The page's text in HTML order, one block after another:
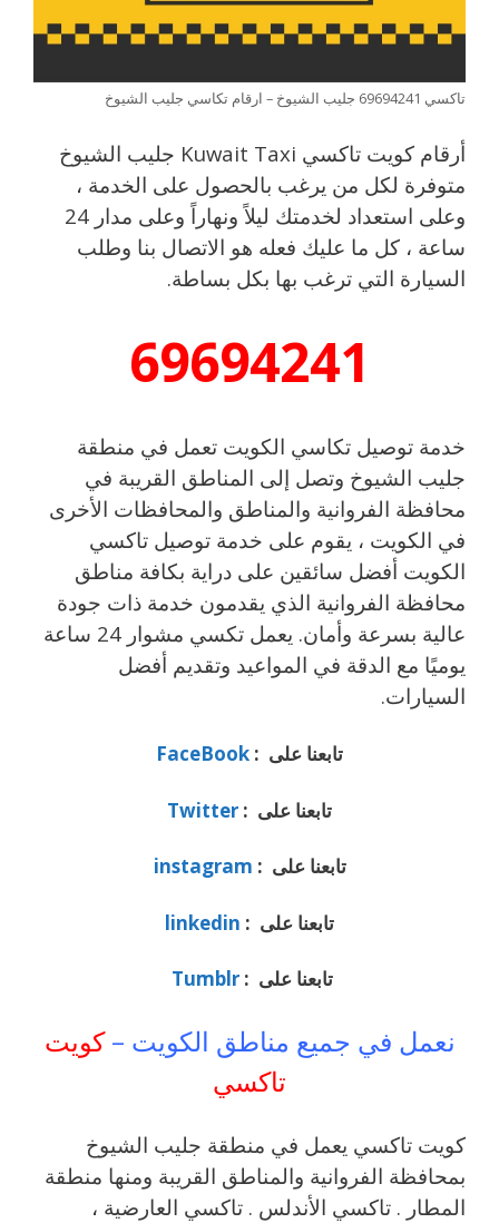
تاكسي 69694241 جليب الشيوخ – ارقام تكاسي جليب الشيوخ
أرقام كويت تاكسي Kuwait Taxi جليب الشيوخ
متوفرة لكل من يرغب بالحصول على الخدمة ،
وعلى استعداد لخدمتك ليلاً ونهاراً وعلى مدار 24
ساعة ، كل ما عليك فعله هو الاتصال بنا وطلب
السيارة التي ترغب بها بكل بساطة.
69694241
خدمة توصيل تكاسي الكويت تعمل في منطقة
جليب الشيوخ وتصل إلى المناطق القريبة في
محافظة الفروانية والمناطق والمحافظات الأخرى
في الكويت ، يقوم على خدمة توصيل تاكسي
الكويت أفضل سائقين على دراية بكافة مناطق
محافظة الفروانية الذي يقدمون خدمة ذات جودة
عالية بسرعة وأمان. يعمل تكسي مشوار 24 ساعة
يوميًا مع الدقة في المواعيد وتقديم أفضل
السيارات.
تابعنا على : FaceBook
تابعنا على : Twitter
تابعنا على : instagram
تابعنا على : linkedin
تابعنا على :Tumblr
نعمل في جميع مناطق الكويت –كويت
تاكسي
كويت تاكسي يعمل في منطقة جليب الشيوخ
بمحافظة الفروانية والمناطق القريبة ‎ومنها منطقة
المطار . تاكسي الأندلس . تاكسي العارضية ،